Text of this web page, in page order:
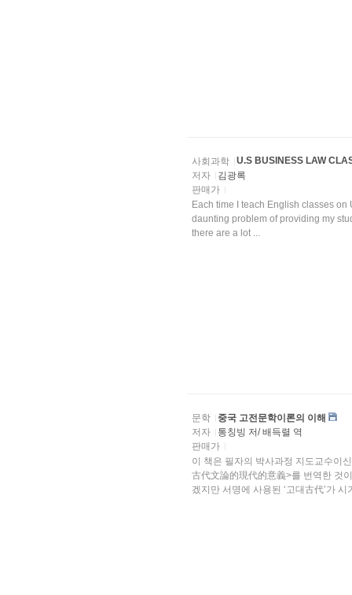
사회과학
U.S BUSINESS LAW
저자
김광록
판매가
Each time I teach English classes
daunting problem of providing my
there are a lot ...
문학
중국 고전문학이론의 이해
저자
통칭빙 저/ 배득렬 역
판매가
이 책은 필자의 박사과정 지도교수이
古代文論的現代的意義>를 번역한 것
겠지만 서명에 사용된 ‘고대古代’가 시